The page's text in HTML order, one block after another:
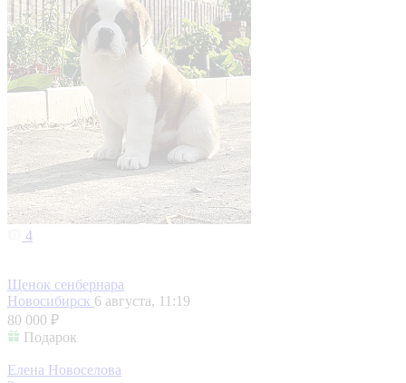
4
Щенок сенбернара
Новосибирск 6 августа, 11:19
80 000 ₽
Подарок
Елена Новоселова